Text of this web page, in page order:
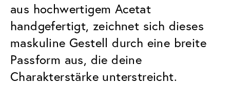
aus hochwertigem Acetat
handgefertigt, zeichnet sich dieses
maskuline Gestell durch eine breite
Passform aus, die deine
Charakterstärke unterstreicht.